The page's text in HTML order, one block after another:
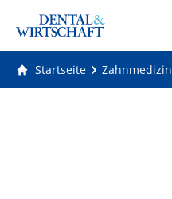
Startseite Zahnmedizin